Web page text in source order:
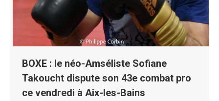
BOXE : le néo-Amséliste Sofiane
Takoucht dispute son 43e combat pro
ce vendredi à Aix-les-Bains